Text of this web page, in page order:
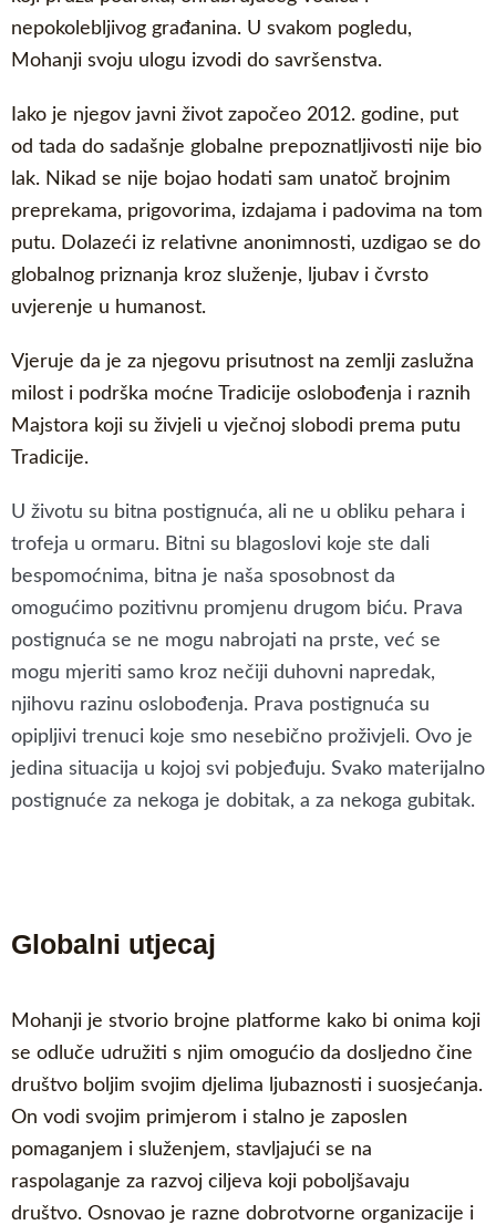
nepokolebljivog građanina. U svakom pogledu,
Mohanji svoju ulogu izvodi do savršenstva.
Iako je njegov javni život započeo 2012. godine, put
od tada do sadašnje globalne prepoznatljivosti nije bio
lak. Nikad se nije bojao hodati sam unatoč brojnim
preprekama, prigovorima, izdajama i padovima na tom
putu. Dolazeći iz relativne anonimnosti, uzdigao se do
globalnog priznanja kroz služenje, ljubav i čvrsto
uvjerenje u humanost.
Vjeruje da je za njegovu prisutnost na zemlji zaslužna
milost i podrška moćne Tradicije oslobođenja i raznih
Majstora koji su živjeli u vječnoj slobodi prema putu
Tradicije.
U životu su bitna postignuća, ali ne u obliku pehara i
trofeja u ormaru. Bitni su blagoslovi koje ste dali
bespomoćnima, bitna je naša sposobnost da
omogućimo pozitivnu promjenu drugom biću. Prava
postignuća se ne mogu nabrojati na prste, već se
mogu mjeriti samo kroz nečiji duhovni napredak,
njihovu razinu oslobođenja. Prava postignuća su
opipljivi trenuci koje smo nesebično proživjeli. Ovo je
jedina situacija u kojoj svi pobjeđuju. Svako materijalno
postignuće za nekoga je dobitak, a za nekoga gubitak.
Globalni utjecaj
Mohanji je stvorio brojne platforme kako bi onima koji
se odluče udružiti s njim omogućio da dosljedno čine
društvo boljim svojim djelima ljubaznosti i suosjećanja.
On vodi svojim primjerom i stalno je zaposlen
pomaganjem i služenjem, stavljajući se na
raspolaganje za razvoj ciljeva koji poboljšavaju
društvo. Osnovao je razne dobrotvorne organizacije i